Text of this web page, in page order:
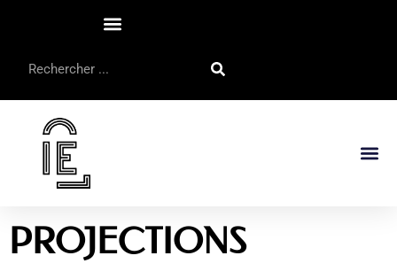
PROJECTIONS